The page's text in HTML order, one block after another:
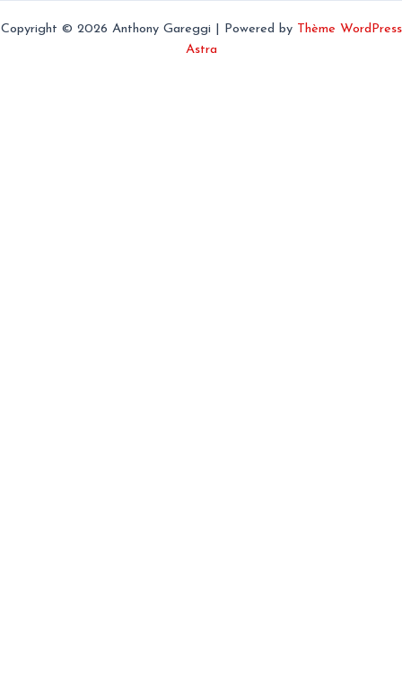
Copyright © 2026 Anthony Gareggi | Powered by Thème WordPress
Astra